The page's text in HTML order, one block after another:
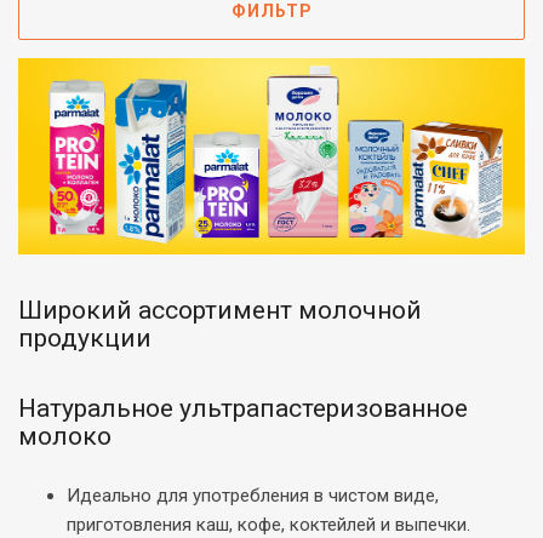
ФИЛЬТР
Широкий ассортимент молочной
продукции
Натуральное ультрапастеризованное
молоко
Идеально для употребления в чистом виде,
приготовления каш, кофе, коктейлей и выпечки.